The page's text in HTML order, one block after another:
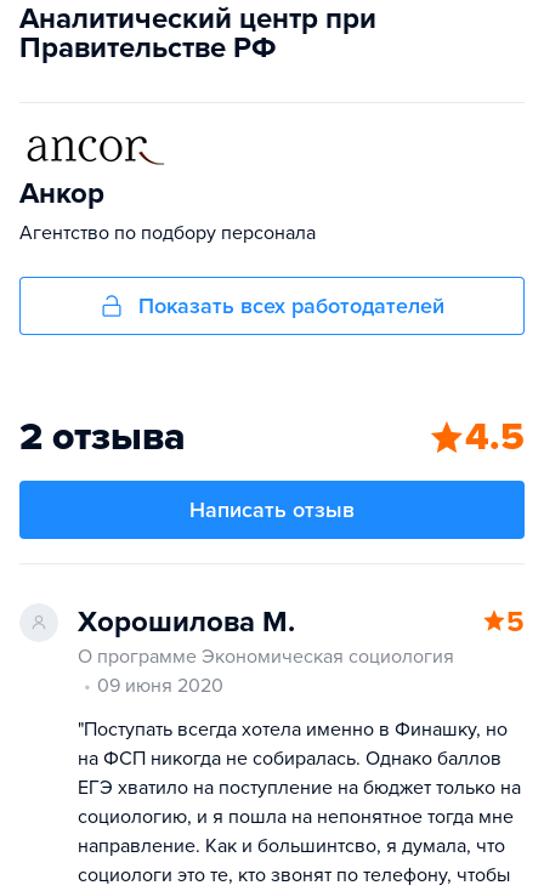
Аналитический центр при
Правительстве РФ
Анкор
Агентство по подбору персонала
Показать всех работодателей
2 отзыва 4.5
Написать отзыв
Хорошилова М. 5
О программе Экономическая социология
09 июня 2020
"Поступать всегда хотела именно в Финашку, но
на ФСП никогда не собиралась. Однако баллов
ЕГЭ хватило на поступление на бюджет только на
социологию, и я пошла на непонятное тогда мне
направление. Как и большинтсво, я думала, что
социологи это те, кто звонят по телефону, чтобы